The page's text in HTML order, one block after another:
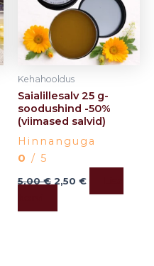
Kehahooldus
Saialillesalv 25 g-
soodushind -50%
(viimased salvid)
Hinnanguga
0 / 5
5,00€ 2,50 €